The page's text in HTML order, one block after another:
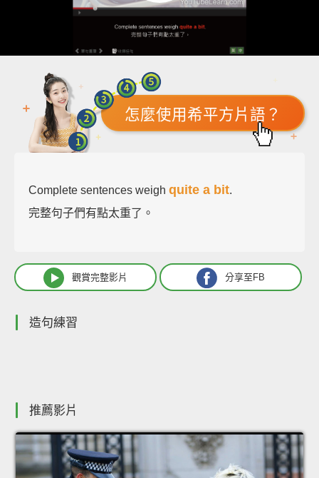
怎麼使用希平方片語？
Complete sentences weigh quite a bit.
完整句子們有點太重了。
觀賞完整影片 分享至FB
造句練習
推薦影片